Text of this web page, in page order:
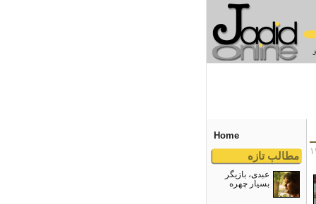
Home
مطالب تازه
عبدی، بازیگر
بسیار چهره